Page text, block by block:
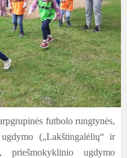
futbolo rungtynės,
(„Lakštingalėlių“ ir
priešmokyklinio ugdymo